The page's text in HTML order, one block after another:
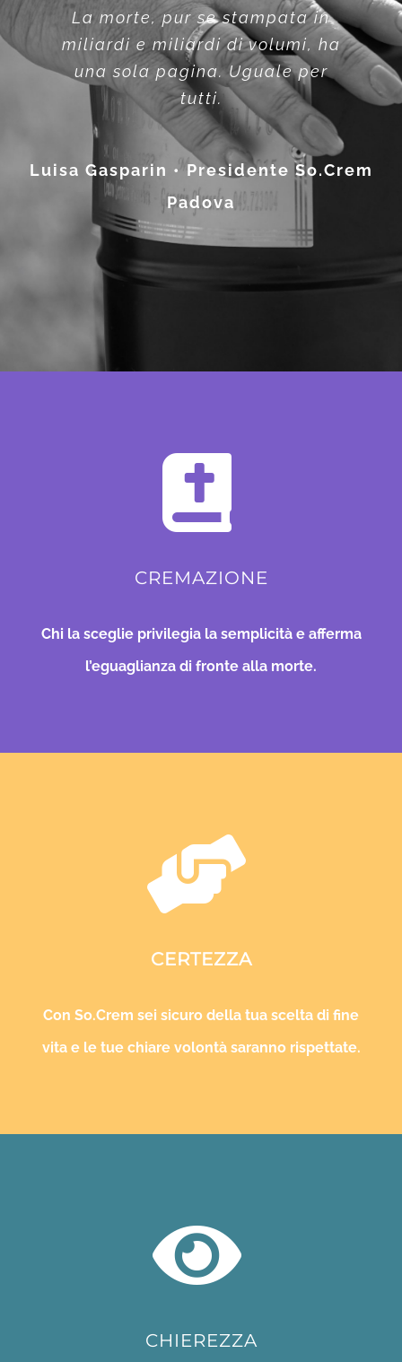
La morte, pur se stampata in
miliardi e miliardi di volumi, ha
una sola pagina. Uguale per
tutti.
Luisa Gasparin • Presidente So.Crem
Padova
CREMAZIONE
Chi la sceglie privilegia la semplicità e afferma
l’eguaglianza di fronte alla morte.
CERTEZZA
Con So.Crem sei sicuro della tua scelta di fine
vita e le tue chiare volontà saranno rispettate.
CHIEREZZA